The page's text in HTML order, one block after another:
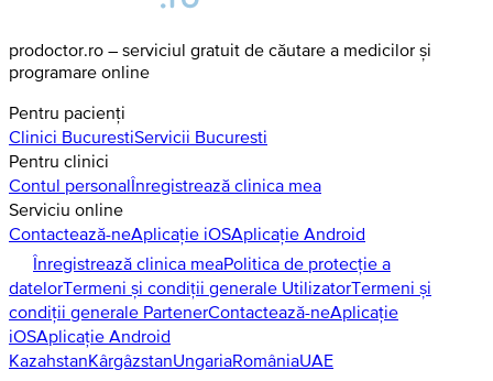
prodoctor.ro – serviciul gratuit de căutare a medicilor și
programare online
Pentru pacienți
Clinici BucurestiServicii Bucuresti
Pentru clinici
Contul personalÎnregistrează clinica mea
Serviciu online
Contactează-neAplicație iOSAplicație Android
Înregistrează clinica meaPolitica de protecție a
datelorTermeni și condiții generale UtilizatorTermeni și
condiții generale PartenerContactează-neAplicație
iOSAplicație Android
KazahstanKârgâzstanUngariaRomâniaUAE